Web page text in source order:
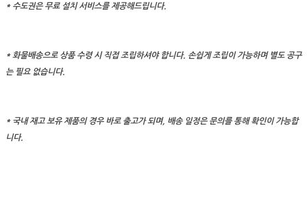
* 수도권은 무료 설치 서비스를 제공해드립니다.
* 화물배송으로 상품 수령 시 직접 조립하셔야 합니다. 손쉽게 조립이 가능하며 별도 공구
는 필요 없습니다.
* 국내 재고 보유 제품의 경우 바로 출고가 되며, 배송 일정은 문의를 통해 확인이 가능합
니다.